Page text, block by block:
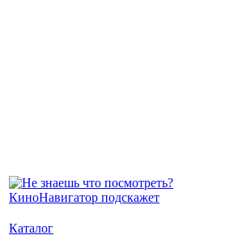
Каталог